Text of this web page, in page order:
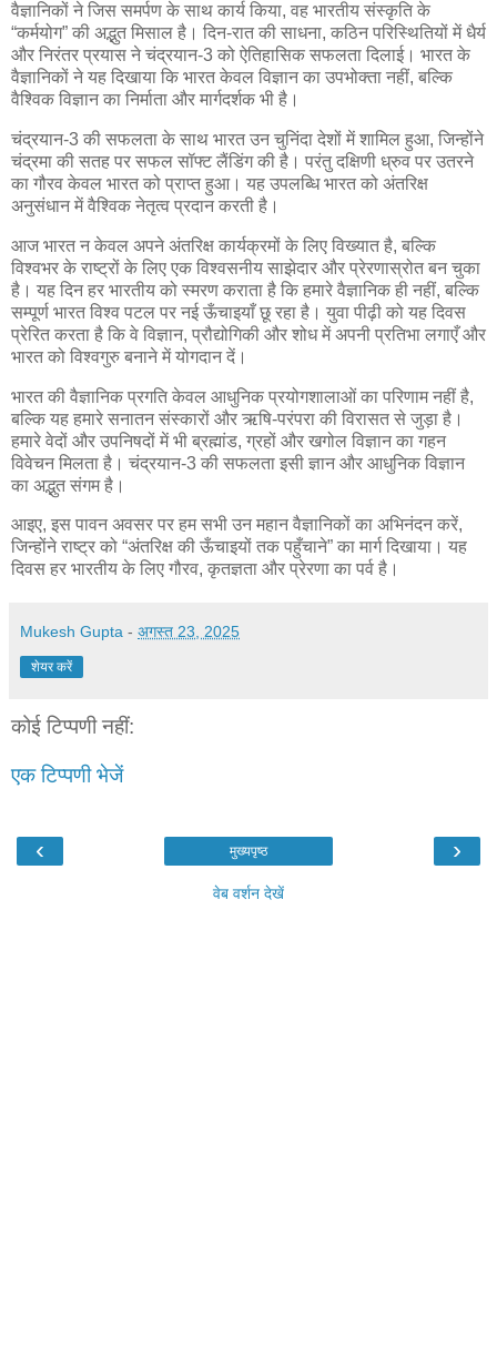
वैज्ञानिकों ने जिस समर्पण के साथ कार्य किया, वह भारतीय संस्कृति के
“कर्मयोग” की अद्भुत मिसाल है। दिन-रात की साधना, कठिन परिस्थितियों में धैर्य
और निरंतर प्रयास ने चंद्रयान-3 को ऐतिहासिक सफलता दिलाई। भारत के
वैज्ञानिकों ने यह दिखाया कि भारत केवल विज्ञान का उपभोक्ता नहीं, बल्कि
वैश्विक विज्ञान का निर्माता और मार्गदर्शक भी है।
चंद्रयान-3 की सफलता के साथ भारत उन चुनिंदा देशों में शामिल हुआ, जिन्होंने
चंद्रमा की सतह पर सफल सॉफ्ट लैंडिंग की है। परंतु दक्षिणी ध्रुव पर उतरने
का गौरव केवल भारत को प्राप्त हुआ। यह उपलब्धि भारत को अंतरिक्ष
अनुसंधान में वैश्विक नेतृत्व प्रदान करती है।
आज भारत न केवल अपने अंतरिक्ष कार्यक्रमों के लिए विख्यात है, बल्कि
विश्वभर के राष्ट्रों के लिए एक विश्वसनीय साझेदार और प्रेरणास्रोत बन चुका
है। यह दिन हर भारतीय को स्मरण कराता है कि हमारे वैज्ञानिक ही नहीं, बल्कि
सम्पूर्ण भारत विश्व पटल पर नई ऊँचाइयाँ छू रहा है। युवा पीढ़ी को यह दिवस
प्रेरित करता है कि वे विज्ञान, प्रौद्योगिकी और शोध में अपनी प्रतिभा लगाएँ और
भारत को विश्वगुरु बनाने में योगदान दें।
भारत की वैज्ञानिक प्रगति केवल आधुनिक प्रयोगशालाओं का परिणाम नहीं है,
बल्कि यह हमारे सनातन संस्कारों और ऋषि-परंपरा की विरासत से जुड़ा है।
हमारे वेदों और उपनिषदों में भी ब्रह्मांड, ग्रहों और खगोल विज्ञान का गहन
विवेचन मिलता है। चंद्रयान-3 की सफलता इसी ज्ञान और आधुनिक विज्ञान
का अद्भुत संगम है।
आइए, इस पावन अवसर पर हम सभी उन महान वैज्ञानिकों का अभिनंदन करें,
जिन्होंने राष्ट्र को “अंतरिक्ष की ऊँचाइयों तक पहुँचाने” का मार्ग दिखाया। यह
दिवस हर भारतीय के लिए गौरव, कृतज्ञता और प्रेरणा का पर्व है।
Mukesh Gupta - अगस्त 23, 2025
शेयर करें
कोई टिप्पणी नहीं:
एक टिप्पणी भेजें
‹ ›
मुख्यपृष्ठ
वेब वर्शन देखें